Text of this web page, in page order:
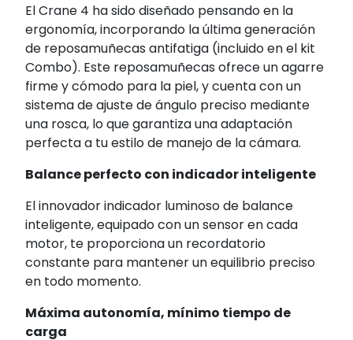
El Crane 4 ha sido diseñado pensando en la
ergonomía, incorporando la última generación
de reposamuñecas antifatiga (incluido en el kit
Combo). Este reposamuñecas ofrece un agarre
firme y cómodo para la piel, y cuenta con un
sistema de ajuste de ángulo preciso mediante
una rosca, lo que garantiza una adaptación
perfecta a tu estilo de manejo de la cámara.
Balance perfecto con indicador inteligente
El innovador indicador luminoso de balance
inteligente, equipado con un sensor en cada
motor, te proporciona un recordatorio
constante para mantener un equilibrio preciso
en todo momento.
Máxima autonomía, mínimo tiempo de
carga